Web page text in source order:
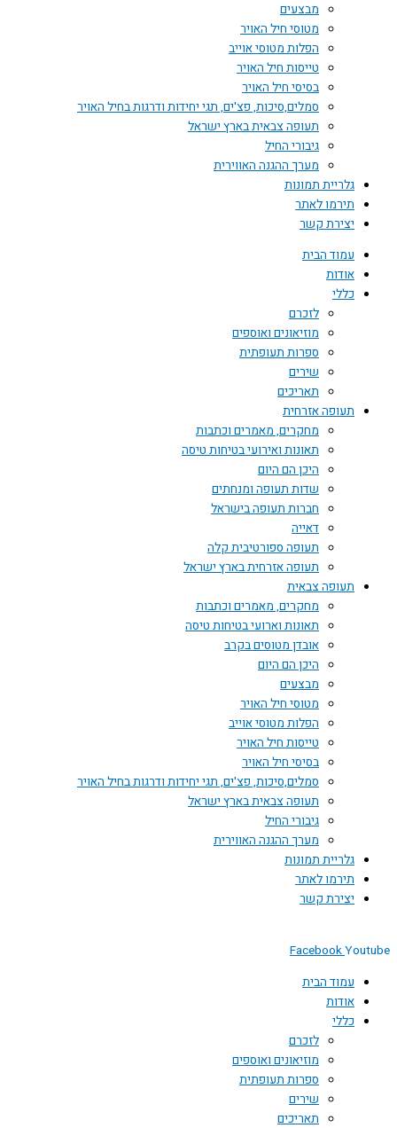
מטוסי חיל האויר
הפלות מטוסי אוייב
טייסות חיל האויר
בסיסי חיל האויר
סמלים,סיכות, פצ'ים, תגי יחידות ודרגות בחיל האויר
תעופה צבאית בארץ ישראל
גיבורי החיל
מערך ההגנה האווירית
תמונות
לאתר
קשר
מוזיאונים ואוספים
ספרות תעופתית
אזרחית
מחקרים, מאמרים וכתבות
תאונות ואירועי בטיחות טיסה
היכן הם היום
שדות תעופה ומנחתים
חברות תעופה בישראל
תעופה ספורטיבית קלה
תעופה אזרחית בארץ ישראל
צבאית
מחקרים, מאמרים וכתבות
תאונות וארועי בטיחות טיסה
אובדן מטוסים בקרב
היכן הם היום
מטוסי חיל האויר
הפלות מטוסי אוייב
טייסות חיל האויר
בסיסי חיל האויר
סמלים,סיכות, פצ'ים, תגי יחידות ודרגות בחיל האויר
תעופה צבאית בארץ ישראל
גיבורי החיל
מערך ההגנה האווירית
תמונות
לאתר
קשר
מוזיאונים ואוספים
ספרות תעופתית